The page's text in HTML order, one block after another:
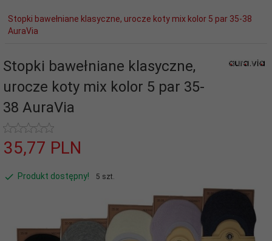
Stopki bawełniane klasyczne, urocze koty mix kolor 5 par 35-38
AuraVia
Stopki bawełniane klasyczne,
urocze koty mix kolor 5 par 35-
38 AuraVia
35,77 PLN
Produkt dostępny! 5 szt.